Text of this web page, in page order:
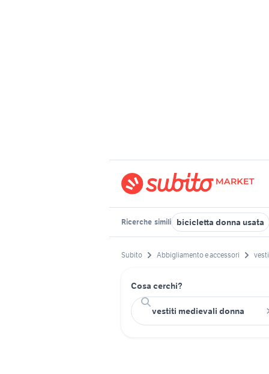
Ricerche simili bicicletta donna usata
Subito Abbigliamento e accessori
Cosa cerchi?